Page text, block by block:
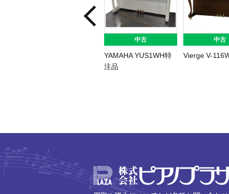
中古
YAMAHA YUS1WH特
注品
中古
Vierge V-